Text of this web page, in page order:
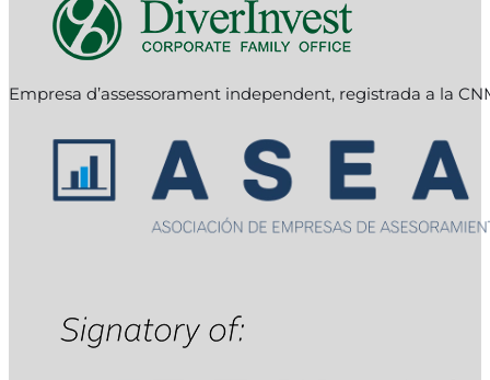
Empresa d’assessorament independent, registrada a la